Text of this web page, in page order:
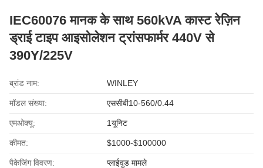
IEC60076 मानक के साथ 560kVA कास्ट रेज़िन
ड्राई टाइप आइसोलेशन ट्रांसफार्मर 440V से
390Y/225V
ब्रांड नाम: WINLEY
मॉडल संख्या: एससीबी10-560/0.44
एमओक्यू: 1यूनिट
कीमत: $1000-$100000
पैकेजिंग विवरण: प्लाईवुड मामले